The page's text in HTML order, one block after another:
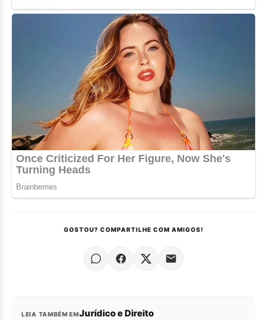
GOSTOU? COMPARTILHE COM AMIGOS!
LEIA TAMBÉM EMJurídico e Direito